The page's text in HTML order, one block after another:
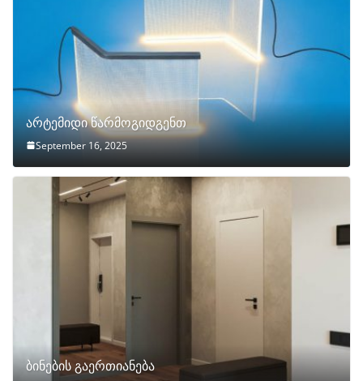
არტემიდი წარმოგიდგენთ
September 16, 2025
ბინების გაერთიანება